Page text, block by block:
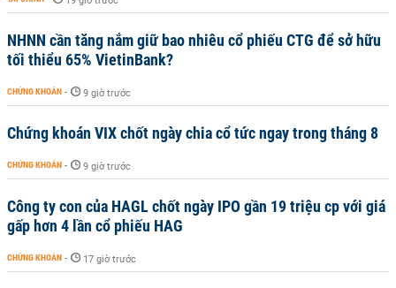
NHNN cần tăng nắm giữ bao nhiêu cổ phiếu CTG để sở hữu
tối thiểu 65% VietinBank?
CHỨNG KHOÁN - 9 giờ trước
Chứng khoán VIX chốt ngày chia cổ tức ngay trong tháng 8
CHỨNG KHOÁN - 9 giờ trước
Công ty con của HAGL chốt ngày IPO gần 19 triệu cp với giá
gấp hơn 4 lần cổ phiếu HAG
CHỨNG KHOÁN - 17 giờ trước